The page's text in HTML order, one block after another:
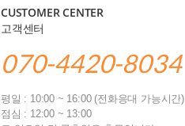
CUSTOMER CENTER
고객센터
070-4420-8034
평일 : 10:00 ~ 16:00 (전화응대 가능시간)
점심 : 12:00 ~ 13:00